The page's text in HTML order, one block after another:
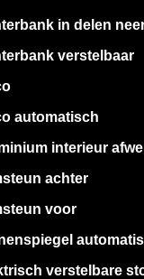
in delen
verstelbaar
automatisch
interieur
achter
voor
verstelbare